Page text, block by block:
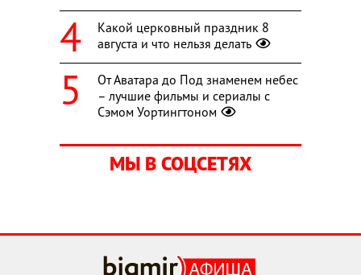
Какой церковный праздник 8
августа и что нельзя делать
От Аватара до Под знаменем небес
– лучшие фильмы и сериалы с
Сэмом Уортингтоном
МЫ В СОЦСЕТЯХ